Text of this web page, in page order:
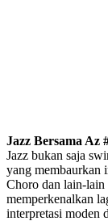
Jazz Bersama Az
Jazz bukan saja
yang membaurkan
Choro dan lain-lain
memperkenalkan
interpretasi moden